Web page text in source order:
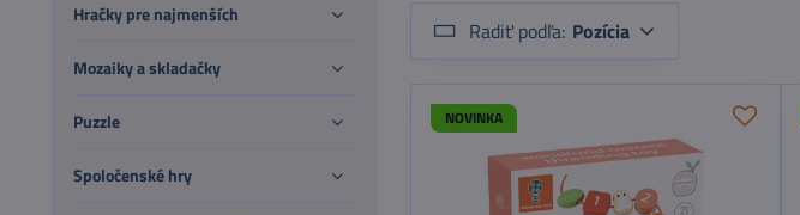
Radiť podľa: Pozícia
NOVINKA
Hračky pre najmenších
Mozaiky a skladačky
Puzzle
Spoločenské hry